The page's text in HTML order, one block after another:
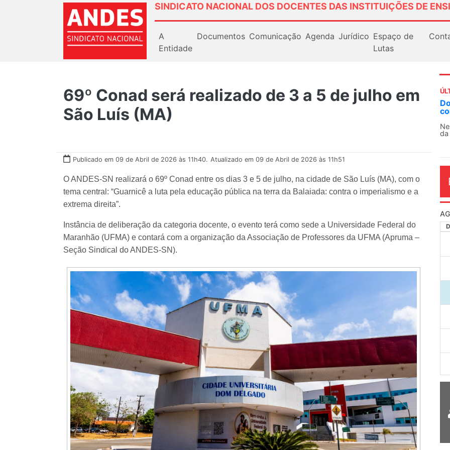
SINDICATO NACIONAL DOS DOCENTES DAS INSTITUIÇÕES DE
A
Entidade
Documentos Comunicação Agenda Jurídico Espaço de
Lutas
69º Conad será realizado de 3 a 5 de julho em
São Luís (MA)
Publicado em 09 de Abril de 2026 às 11h40. Atualizado em 09 de Abril de 2026 às 11h51
O ANDES-SN realizará o 69º Conad entre os dias 3 e 5 de julho, na cidade de São Luís (MA), com o
tema central: “Guarnicê a luta pela educação pública na terra da Balaiada: contra o imperialismo e a
extrema direita”.
Instância de deliberação da categoria docente, o evento terá como sede a Universidade Federal do
Maranhão (UFMA) e contará com a organização da Associação de Professores da UFMA (Apruma –
Seção Sindical do ANDES-SN).
Docentes paralisam novamente as atividades